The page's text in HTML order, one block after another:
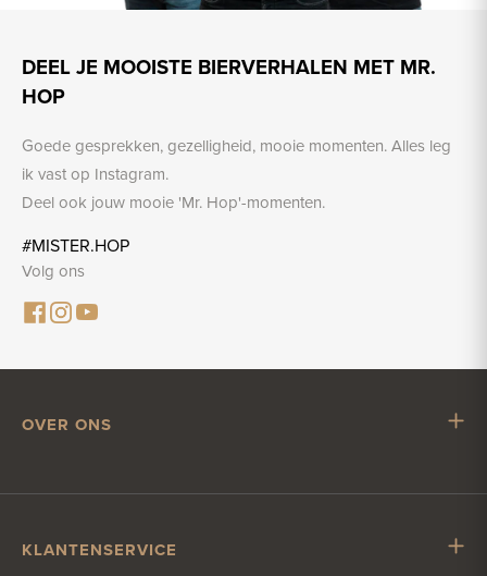
DEEL JE MOOISTE BIERVERHALEN MET MR.
HOP
Goede gesprekken, gezelligheid, mooie momenten. Alles leg
ik vast op Instagram.
Deel ook jouw mooie 'Mr. Hop'-momenten.
#MISTER.HOP
Volg ons
OVER ONS
Vacatures
KLANTENSERVICE